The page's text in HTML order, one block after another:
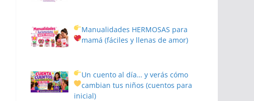
Manualidades HERMOSAS para
mamá (fáciles y llenas de amor)
Un cuento al día… y verás cómo
cambian tus niños(cuentos para
inicial)